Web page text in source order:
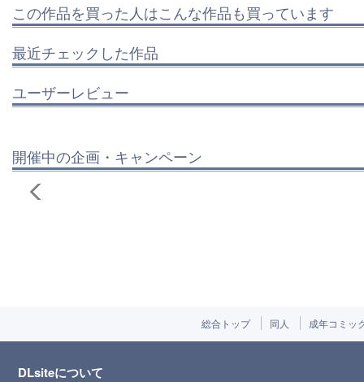
この作品を買った人はこんな作品も買っています
最近チェックした作品
ユーザーレビュー
開催中の企画・キャンペーン
総合トップ 同人 成年コミッ
DLsiteについて